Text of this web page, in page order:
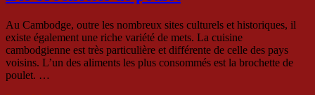
Au Cambodge, outre les nombreux sites culturels et historiques, il
existe également une riche variété de mets. La cuisine
cambodgienne est très particulière et différente de celle des pays
voisins. L’un des aliments les plus consommés est la brochette de
poulet. …